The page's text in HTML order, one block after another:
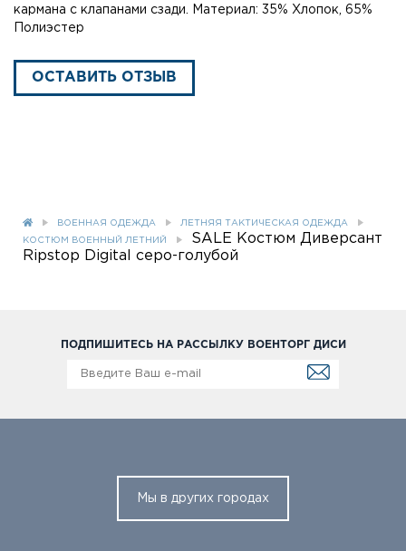
кармана с клапанами сзади. Материал: 35% Хлопок, 65%
Полиэстер
ОСТАВИТЬ ОТЗЫВ
ВОЕННАЯ ОДЕЖДА ЛЕТНЯЯ ТАКТИЧЕСКАЯ ОДЕЖДА
КОСТЮМ ВОЕННЫЙ ЛЕТНИЙ
SALE Костюм Диверсант
Ripstop Digital серо-голубой
ПОДПИШИТЕСЬ НА РАССЫЛКУ ВОЕНТОРГ ДИСИ
Мы в других городах